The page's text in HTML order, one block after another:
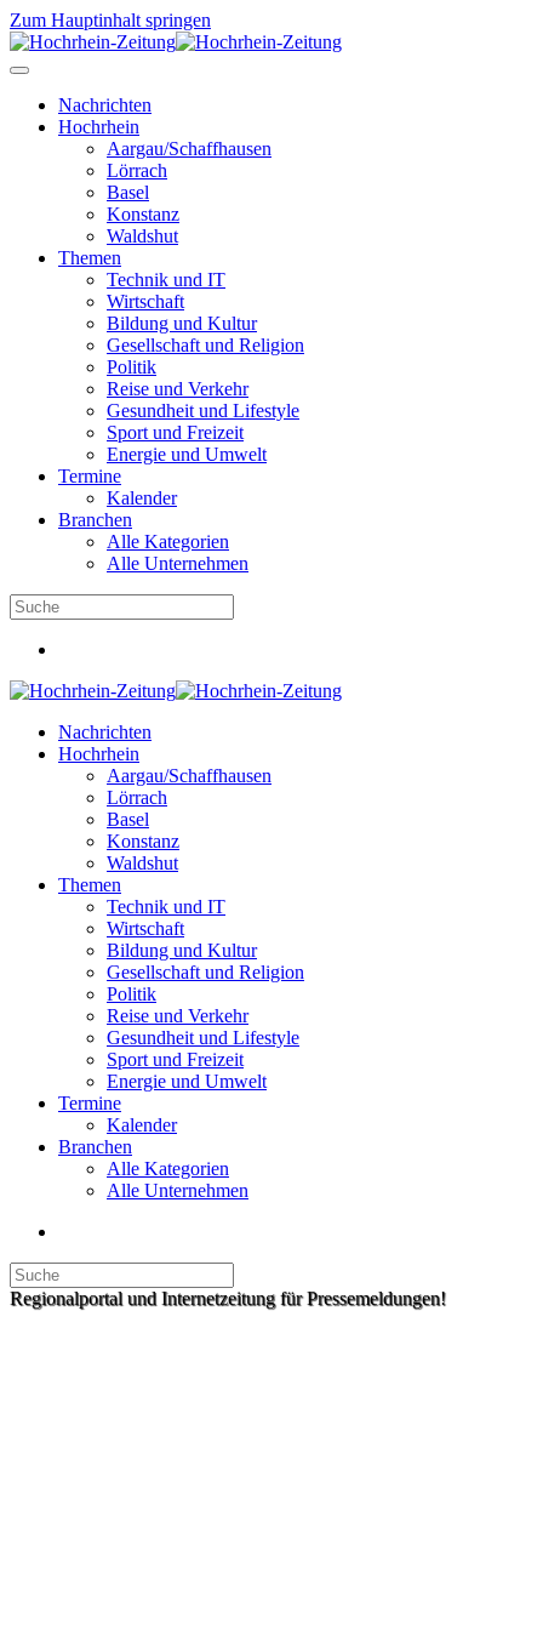
Zum Hauptinhalt springen
Nachrichten
Hochrhein
Aargau/Schaffhausen
Lörrach
Basel
Konstanz
Waldshut
Themen
Technik und IT
Wirtschaft
Bildung und Kultur
Gesellschaft und Religion
Politik
Reise und Verkehr
Gesundheit und Lifestyle
Sport und Freizeit
Energie und Umwelt
Termine
Kalender
Branchen
Alle Kategorien
Alle Unternehmen
Nachrichten
Hochrhein
Aargau/Schaffhausen
Lörrach
Basel
Konstanz
Waldshut
Themen
Technik und IT
Wirtschaft
Bildung und Kultur
Gesellschaft und Religion
Politik
Reise und Verkehr
Gesundheit und Lifestyle
Sport und Freizeit
Energie und Umwelt
Termine
Kalender
Branchen
Alle Kategorien
Alle Unternehmen
Regionalportal und Internetzeitung für Pressemeldungen!